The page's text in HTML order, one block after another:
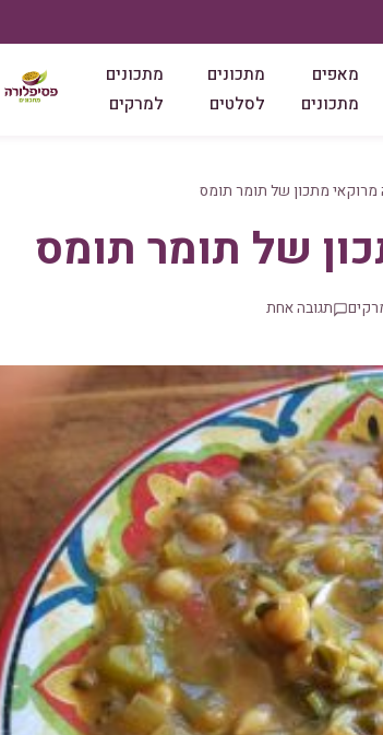
מאפים
מתכונים
מתכונים
לסלטים
מתכונים
למרקים
מרוקאי מתכון של תומר תומס
של תומר תומס
תגובה אחת